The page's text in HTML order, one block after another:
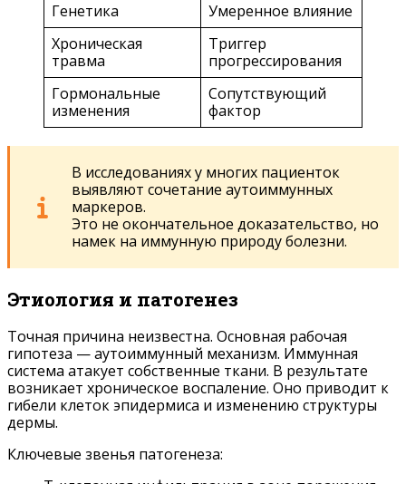
Генетика
Умеренное влияние
Хроническая
травма
Триггер
прогрессирования
Гормональные
изменения
Сопутствующий
фактор
В исследованиях у многих пациенток
выявляют сочетание аутоиммунных
маркеров.
Это не окончательное доказательство, но
намек на иммунную природу болезни.
Этиология и патогенез
Точная причина неизвестна. Основная рабочая
гипотеза — аутоиммунный механизм. Иммунная
система атакует собственные ткани. В результате
возникает хроническое воспаление. Оно приводит к
гибели клеток эпидермиса и изменению структуры
дермы.
Ключевые звенья патогенеза: